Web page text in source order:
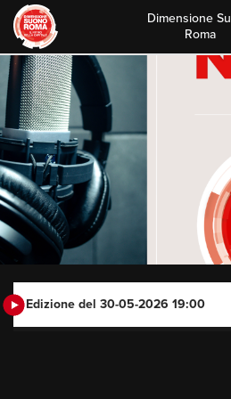
Skip
to
content
Dimensione
Roma
Edizione del 30-05-2026 19:00